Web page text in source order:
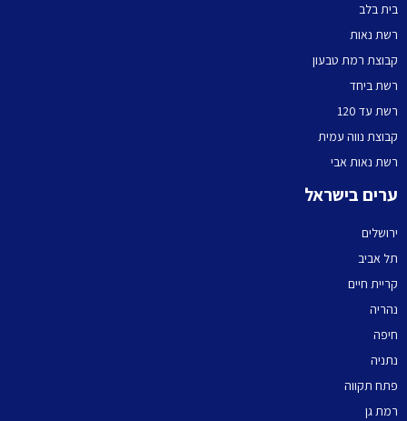
בית בלב
רשת נאות
קבוצת רמת טבעון
רשת ביחד
רשת עד 120
קבוצת נווה עמית
רשת נאות אבי
ערים בישראל
ירושלים
תל אביב
קריית חיים
נהריה
חיפה
נתניה
פתח תקווה
רמת גן